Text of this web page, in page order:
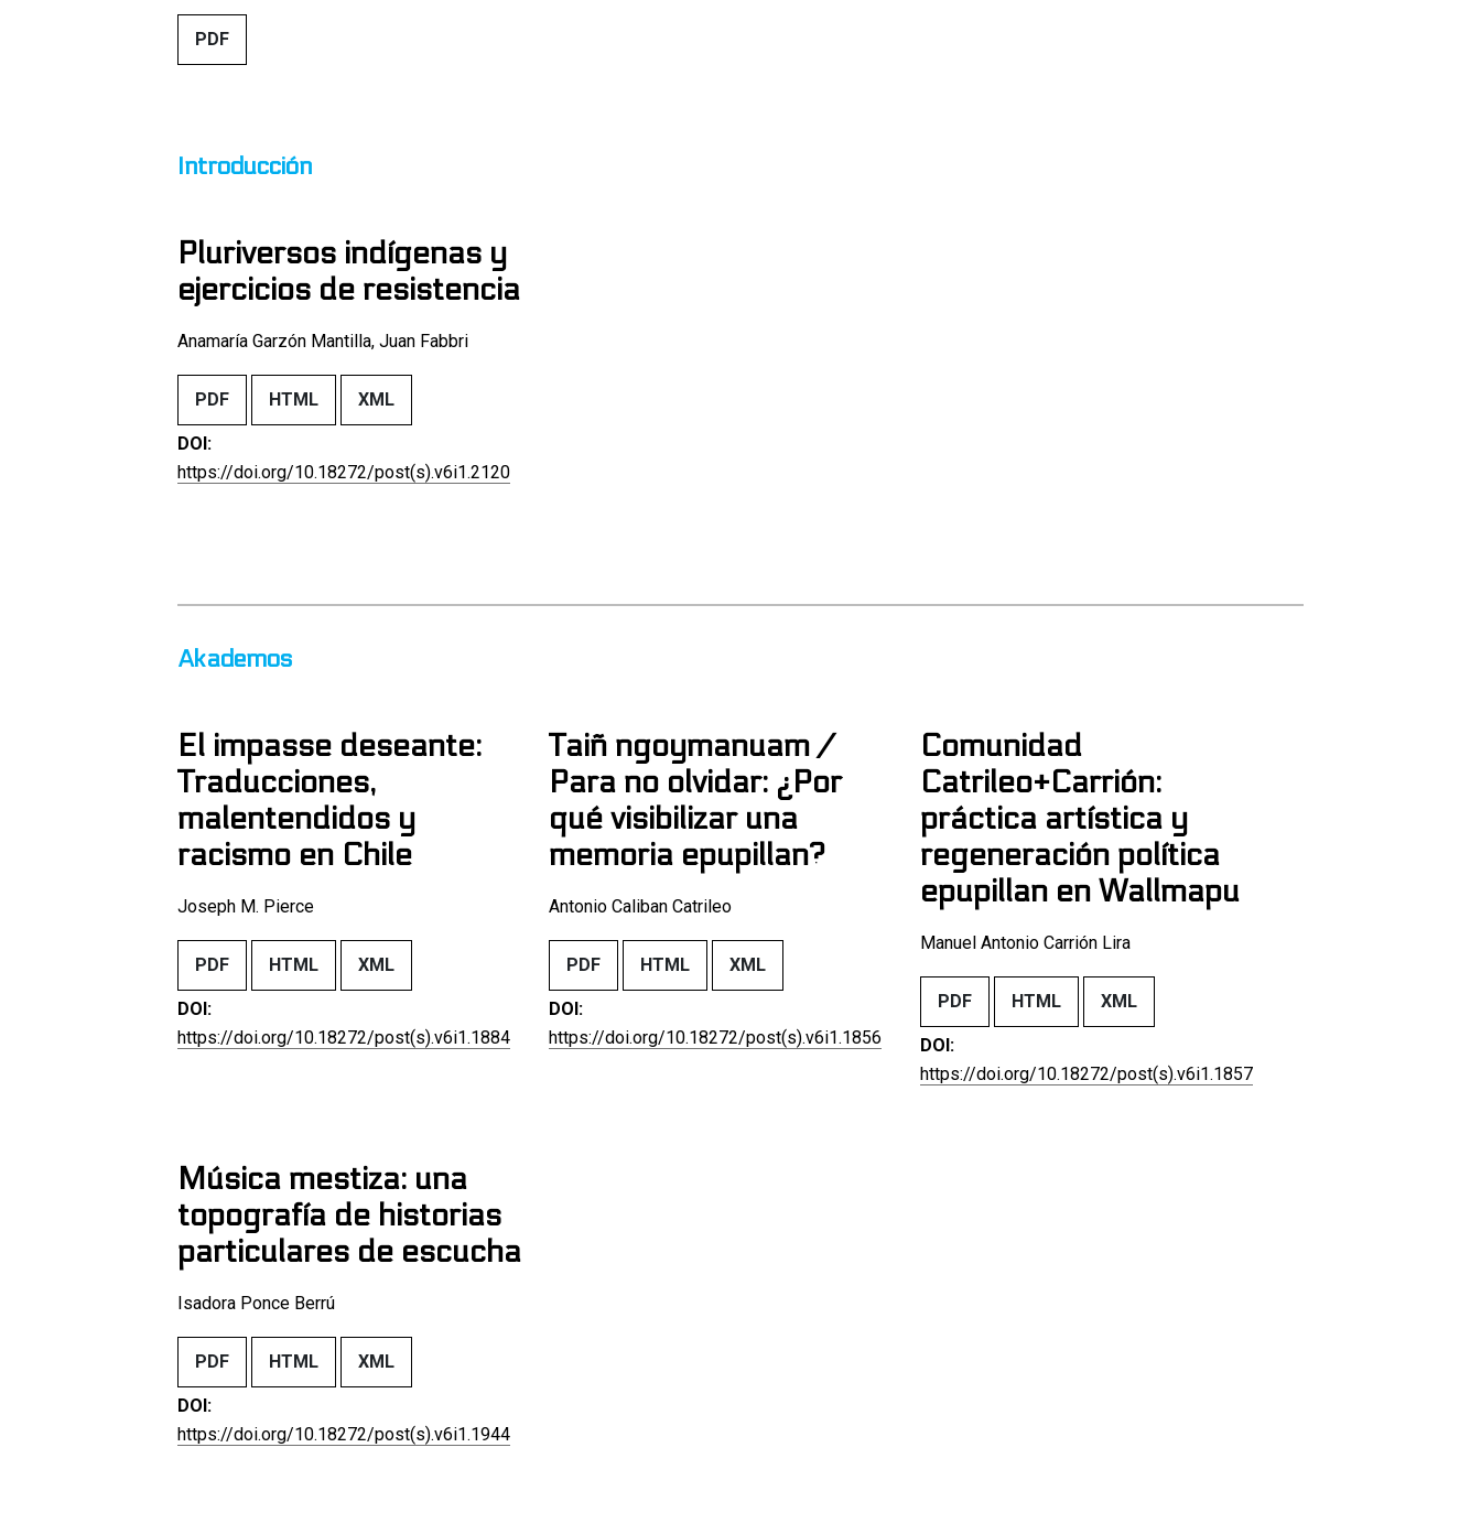
##issue.tableOfContents##
PDF
Introducción
Pluriversos indígenas y
ejercicios de resistencia
Anamaría Garzón Mantilla, Juan Fabbri
PDF HTML XML
DOI:
https://doi.org/10.18272/post(s).v6i1.2120
Akademos
El impasse deseante:
Traducciones,
malentendidos y
racismo en Chile
Joseph M. Pierce
PDF HTML XML
DOI:
https://doi.org/10.18272/post(s).v6i1.1884
Taiñ ngoymanuam /
Para no olvidar: ¿Por
qué visibilizar una
memoria epupillan?
Antonio Caliban Catrileo
PDF HTML XML
DOI:
https://doi.org/10.18272/post(s).v6i1.1856
Comunidad
Catrileo+Carrión:
práctica artística y
regeneración política
epupillan en Wallmapu
Manuel Antonio Carrión Lira
PDF HTML XML
DOI:
https://doi.org/10.18272/post(s).v6i1.1857
Música mestiza: una
topografía de historias
particulares de escucha
Isadora Ponce Berrú
PDF HTML XML
DOI:
https://doi.org/10.18272/post(s).v6i1.1944